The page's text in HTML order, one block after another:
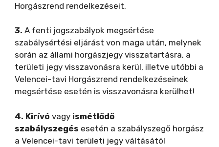
Horgászrend rendelkezéseit.
3. A fenti jogszabályok megsértése
szabálysértési eljárást von maga után, melynek
során az állami horgászjegy visszatartásra, a
területi jegy visszavonásra kerül, illetve utóbbi a
Velencei-tavi Horgászrend rendelkezéseinek
megsértése esetén is visszavonásra kerülhet!
4. Kirívó vagy ismétlődő
szabályszegés esetén a szabályszegő horgász
a Velencei-tavi területi jegy váltásától